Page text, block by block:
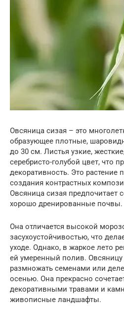
Овсяница сизая – это
образующее плотные,
до 30 см. Листья узкие,
серебристо-голубой цвет, что
декоративность. Это растение
создания контрастных
Овсяница сизая предпочитает
хорошо дренированные почвы.
Она отличается высокой
засухоустойчивостью, что
уходе. Однако, в жаркое лето
ей умеренный полив.
размножать семенами или
осенью. Она прекрасно
декоративными травами и
живописные ландшафты.